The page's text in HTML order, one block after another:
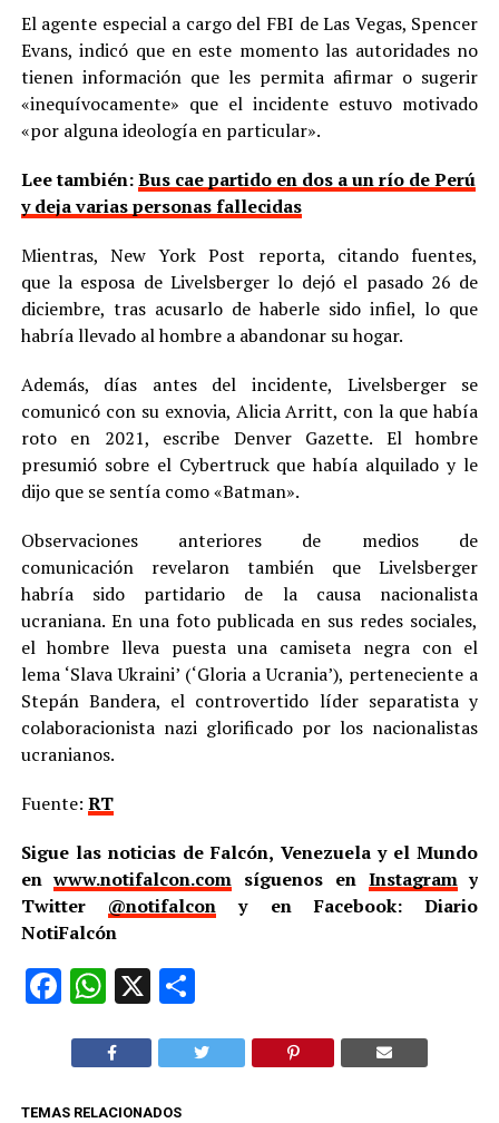
El agente especial a cargo del FBI de Las Vegas, Spencer
Evans, indicó que en este momento las autoridades no
tienen información que les permita afirmar o sugerir
«inequívocamente» que el incidente estuvo motivado
«por alguna ideología en particular».
Lee también:Bus cae partido en dos a un río de Perú
y deja varias personas fallecidas
Mientras, New York Post reporta, citando fuentes,
que la esposa de Livelsberger lo dejó el pasado 26 de
diciembre, tras acusarlo de haberle sido infiel, lo que
habría llevado al hombre a abandonar su hogar.
Además, días antes del incidente, Livelsberger se
comunicó con su exnovia, Alicia Arritt, con la que había
roto en 2021, escribe Denver Gazette. El hombre
presumió sobre el Cybertruck que había alquilado y le
dijo que se sentía como «Batman».
Observaciones anteriores de medios de
comunicación revelaron también que Livelsberger
habría sido partidario de la causa nacionalista
ucraniana. En una foto publicada en sus redes sociales,
el hombre lleva puesta una camiseta negra con el
lema ‘Slava Ukraini’ (‘Gloria a Ucrania’), perteneciente a
Stepán Bandera, el controvertido líder separatista y
colaboracionista nazi glorificado por los nacionalistas
ucranianos.
Fuente: RT
Sigue las noticias de Falcón, Venezuela y el Mundo
enwww.notifalcon.com síguenos en Instagramy
Twitter @notifalcon y en Facebook: Diario
NotiFalcón
Facebook
WhatsApp
X Compartir
TEMAS RELACIONADOS